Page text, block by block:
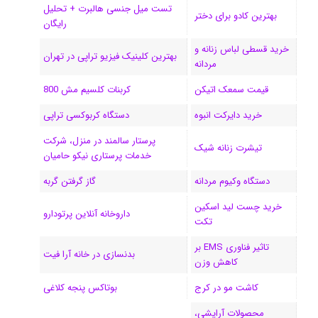
ن
ا
بهترین کادو برای دختر
تست میل جنسی هالبرت + تحلیل
رایگان
خرید قسطی لباس زنانه و
مردانه
بهترین کلینیک فیزیو تراپی در تهران
قیمت سمعک اتیکن
کربنات کلسیم مش 800
خرید دایرکت انبوه
دستگاه کربوکسی تراپی
تیشرت زنانه شیک
پرستار سالمند در منزل، شرکت
خدمات پرستاری نیکو حامیان
دستگاه وکیوم مردانه
گاز گرفتن گربه
خرید چست لید اسکین
تکت
داروخانه آنلاین پرتودارو
تاثیر فناوری EMS بر
کاهش وزن
بدنسازی در خانه آرا فیت
کاشت مو در کرج
بوتاکس پنجه کلاغی
محصولات آرایشی،